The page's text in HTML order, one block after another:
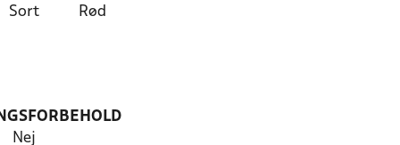
Sort Rød
Nej